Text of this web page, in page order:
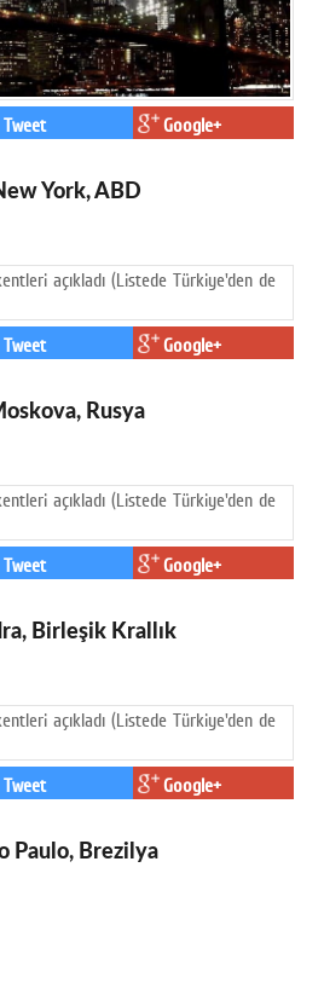
Tweet Google+
York, ABD
Tweet Google+
Rusya
Tweet Google+
Birleşik Krallık
Tweet Google+
Paulo, Brezilya